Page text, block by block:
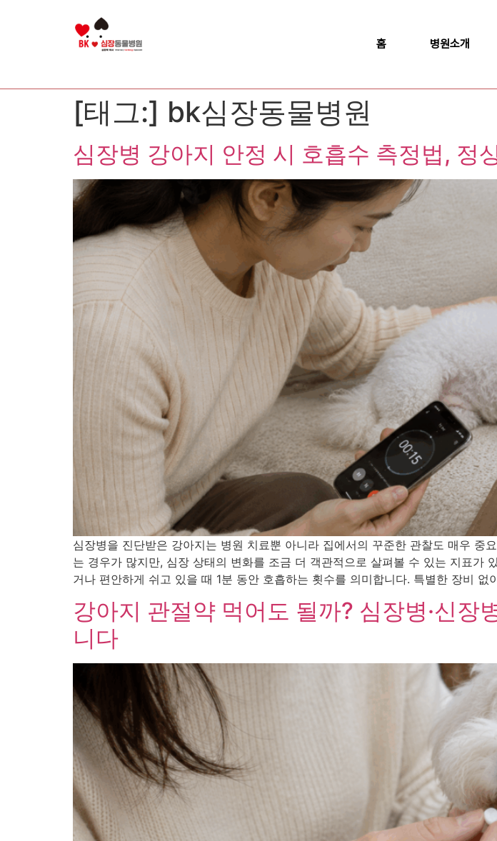
홈 병원소개
[태그:] bk심장동물병원
심장병 강아지 안정 시 호흡수 측정법, 정
심장병을 진단받은 강아지는 병원 치료뿐 아니라 집에서의 꾸준한 관찰도 매우
는 경우가 많지만, 심장 상태의 변화를 조금 더 객관적으로 살펴볼 수 있는 지표가
거나 편안하게 쉬고 있을 때 1분 동안 호흡하는 횟수를 의미합니다. 특별한 장비 없
강아지 관절약 먹어도 될까? 심장병·신
니다